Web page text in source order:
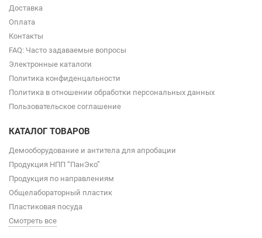
Доставка
Оплата
Контакты
FAQ: Часто задаваемые вопросы
Электронные каталоги
Политика конфиденцальности
Политика в отношении обработки персональных данных
Пользовательское соглашение
КАТАЛОГ ТОВАРОВ
Демооборудование и антитела для апробации
Продукция НПП “ПанЭко”
Продукция по направлениям
Общелабораторный пластик
Пластиковая посуда
Смотреть все